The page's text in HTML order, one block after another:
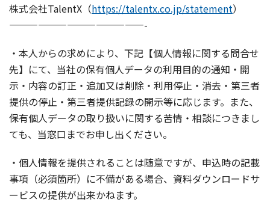
株式会社TalentX（https://talentx.co.jp/statement）
——————————————-
・本人からの求めにより、下記【個人情報に関する問合せ
先】にて、当社の保有個人データの利用目的の通知・開
示・内容の訂正・追加又は削除・利用停止・消去・第三者
提供の停止・第三者提供記録の開示等に応じます。また、
保有個人データの取り扱いに関する苦情・相談につきまし
ても、当窓口までお申し出ください。
・個人情報を提供されることは随意ですが、申込時の記載
事項（必須箇所）に不備がある場合、資料ダウンロードサ
ービスの提供が出来かねます。